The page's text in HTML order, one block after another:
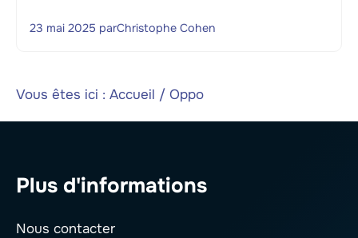
23 mai 2025 parChristophe Cohen
Vous êtes ici : Accueil / Oppo
Plus d'informations
Nous contacter